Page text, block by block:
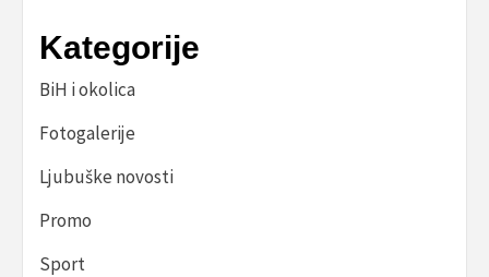
Kategorije
BiH i okolica
Fotogalerije
Ljubuške novosti
Promo
Sport